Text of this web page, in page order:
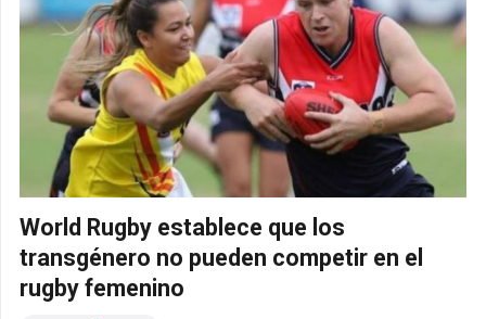
World Rugby establece que los
transgénero no pueden competir en el
rugby femenino